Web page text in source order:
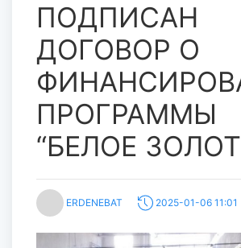
ПОДПИСАН
ДОГОВОР О
ПРОГРАММЫ
“БЕЛОЕ
ERDENEBAT
2025-01-06 11:01